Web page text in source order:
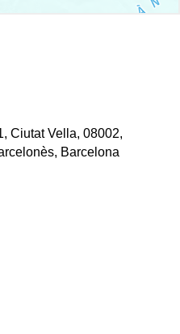
Ciutat Vella, 08002,
Barcelona